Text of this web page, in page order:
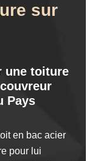
sur
une toiture
Pays
en bac acier
pour lui